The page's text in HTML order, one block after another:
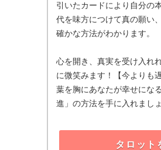
引いたカードにより自分の
代を味方につけて真の願い
確かな方法がわかります。
心を開き、真実を受け入れ
に微笑みます！【今よりも
葉を胸にあなたが幸せにな
進」の方法を手に入れまし
タロット